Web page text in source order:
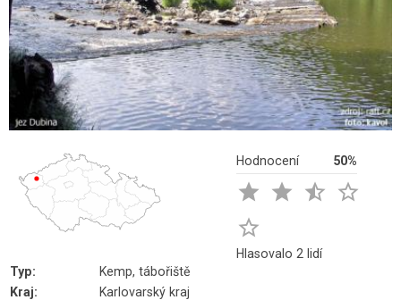
Hodnocení 50%
   

Hlasovalo 2 lidí
Typ:
Kemp, tábořiště
Kraj:
Karlovarský kraj